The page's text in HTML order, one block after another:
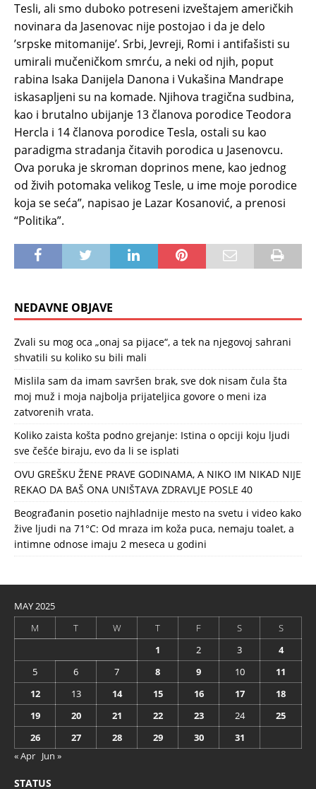
Tesli, ali smo duboko potreseni izveštajem američkih
novinara da Jasenovac nije postojao i da je delo
’srpske mitomanije’. Srbi, Jevreji, Romi i antifašisti su
umirali mučeničkom smrću, a neki od njih, poput
rabina Isaka Danijela Danona i Vukašina Mandrape
iskasapljeni su na komade. Njihova tragična sudbina,
kao i brutalno ubijanje 13 članova porodice Teodora
Hercla i 14 članova porodice Tesla, ostali su kao
paradigma stradanja čitavih porodica u Jasenovcu.
Ova poruka je skroman doprinos mene, kao jednog
od živih potomaka velikog Tesle, u ime moje porodice
koja se seća”, napisao je Lazar Kosanović, a prenosi
“Politika”.
NEDAVNE OBJAVE
Zvali su mog oca „onaj sa pijace“, a tek na njegovoj sahrani
shvatili su koliko su bili mali
Mislila sam da imam savršen brak, sve dok nisam čula šta
moj muž i moja najbolja prijateljica govore o meni iza
zatvorenih vrata.
Koliko zaista košta podno grejanje: Istina o opciji koju ljudi
sve češće biraju, evo da li se isplati
OVU GREŠKU ŽENE PRAVE GODINAMA, A NIKO IM NIKAD NIJE
REKAO DA BAŠ ONA UNIŠTAVA ZDRAVLJE POSLE 40
Beograđanin posetio najhladnije mesto na svetu i video kako
žive ljudi na 71°C: Od mraza im koža puca, nemaju toalet, a
intimne odnose imaju 2 meseca u godini
MAY 2025
M
T W T F S
S
1
2 3
4
5
6 7 8 9 10
11
12
13 14 15 16 17
18
19
20 21 22 23 24
25
26
27 28 29 30
31
« Apr Jun »
STATUS